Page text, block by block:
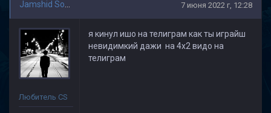
7 июня 2022 г, 12:28
Любитель CS
я кинул ишо на телиграм как ты играйш
невидимкий дажи на 4х2 видо на
телиграм